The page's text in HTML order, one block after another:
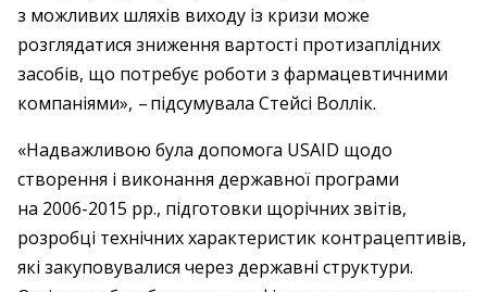
з можливих шляхів виходу із кризи може
розглядатися зниження вартості протизаплідних
засобів, що потребує роботи з фармацевтичними
компаніями», – ​підсумувала Стейсі Воллік.
«Надважливою була допомога USAID щодо
створення і виконання державної програми
на 2006-2015 рр., підготовки щорічних звітів,
розробці технічних характеристик контрацептивів,
які закуповувалися через державні структури.